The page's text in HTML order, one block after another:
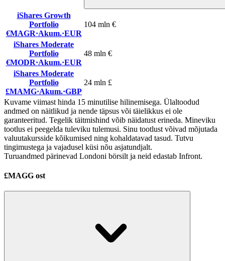
iShares Growth
Portfolio
€MAGR·Akum.·EUR
104 mln €
iShares Moderate
Portfolio
€MODR·Akum.·EUR
48 mln €
iShares Moderate
Portfolio
£MAMG·Akum.·GBP
24 mln £
Kuvame viimast hinda 15 minutilise hilinemisega. Ülaltoodud
andmed on näitlikud ja nende täpsus või täielikkus ei ole
garanteeritud. Tegelik täitmishind võib näidatust erineda. Mineviku
tootlus ei peegelda tuleviku tulemusi. Sinu tootlust võivad mõjutada
valuutakursside kõikumised ning kohaldatavad tasud. Tutvu
tingimustega ja vajadusel küsi nõu asjatundjalt.
Turuandmed pärinevad Londoni börsilt ja neid edastab Infront.
£MAGG ost